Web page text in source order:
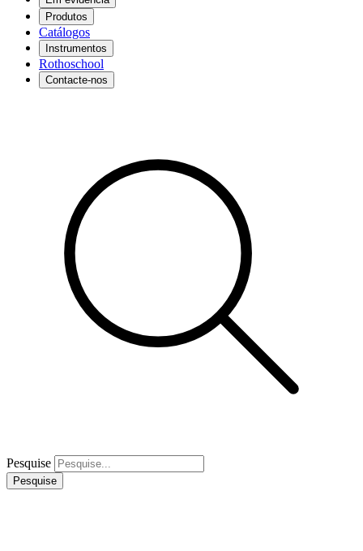
Produtos
Catálogos
Instrumentos
Rothoschool
Contacte-nos
Pesquise
Pesquise